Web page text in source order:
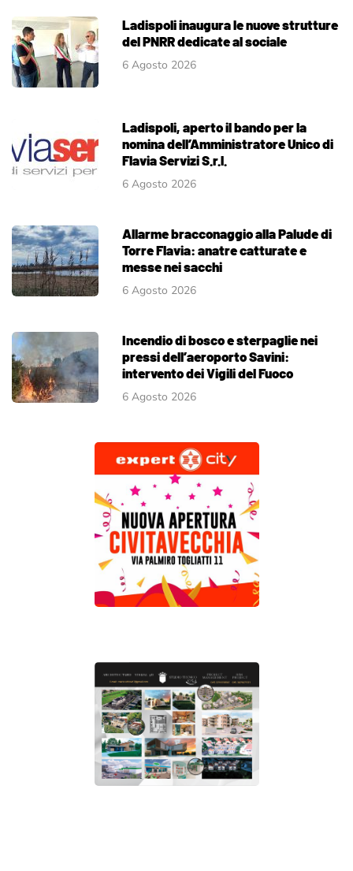
Ladispoli inaugura le nuove strutture
del PNRR dedicate al sociale
6 Agosto 2026
Ladispoli, aperto il bando per la
nomina dell’Amministratore Unico di
Flavia Servizi S.r.l.
6 Agosto 2026
Allarme bracconaggio alla Palude di
Torre Flavia: anatre catturate e
messe nei sacchi
6 Agosto 2026
Incendio di bosco e sterpaglie nei
pressi dell’aeroporto Savini:
intervento dei Vigili del Fuoco
6 Agosto 2026